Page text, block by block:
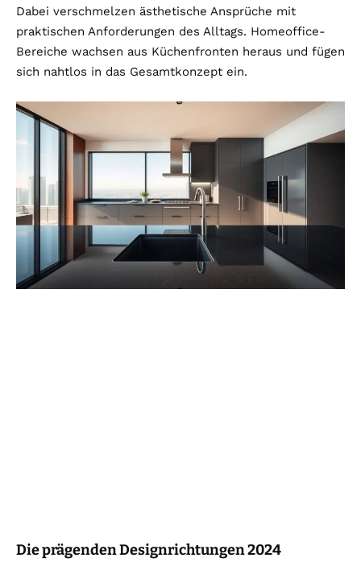
Dabei verschmelzen ästhetische Ansprüche mit
praktischen Anforderungen des Alltags. Homeoffice-
Bereiche wachsen aus Küchenfronten heraus und fügen
sich nahtlos in das Gesamtkonzept ein.
Die prägenden Designrichtungen 2024